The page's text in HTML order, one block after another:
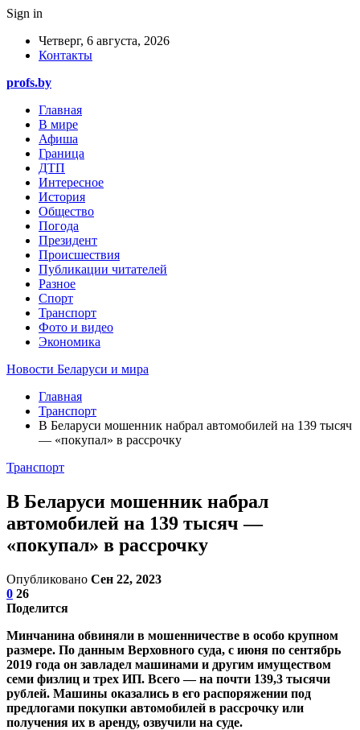
Sign in
Четверг, 6 августа, 2026
Контакты
profs.by
Главная
В мире
Афиша
Граница
ДТП
Интересное
История
Общество
Погода
Президент
Происшествия
Публикации читателей
Разное
Спорт
Транспорт
Фото и видео
Экономика
Новости Беларуси и мира
Главная
Транспорт
В Беларуси мошенник набрал автомобилей на 139 тысяч
— «покупал» в рассрочку
Транспорт
В Беларуси мошенник набрал
автомобилей на 139 тысяч —
«покупал» в рассрочку
Опубликовано Сен 22, 2023
0 26
Поделится
Минчанина обвиняли в мошенничестве в особо крупном
размере. По данным Верховного суда, с июня по сентябрь
2019 года он завладел машинами и другим имуществом
семи физлиц и трех ИП. Всего — на почти 139,3 тысячи
рублей. Машины оказались в его распоряжении под
предлогами покупки автомобилей в рассрочку или
получения их в аренду, озвучили на суде.